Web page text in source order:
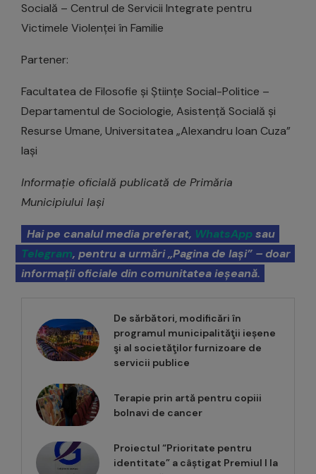
Socială – Centrul de Servicii Integrate pentru
Victimele Violenței în Familie
Partener:
Facultatea de Filosofie și Științe Social-Politice –
Departamentul de Sociologie, Asistență Socială și
Resurse Umane, Universitatea „Alexandru Ioan Cuza”
Iași
Informație oficială publicată de Primăria
Municipiului Iași
Hai pe canalul media preferat, WhatsAppsau
Telegram, pentru a urmări „Pagina de Iași” – doar
informații oficiale din comunitatea ieșeană.
De sărbători, modificări în
programul municipalităţii ieșene
şi al societăţilor furnizoare de
servicii publice
Terapie prin artă pentru copiii
bolnavi de cancer
Proiectul “Prioritate pentru
identitate” a câștigat Premiul I la